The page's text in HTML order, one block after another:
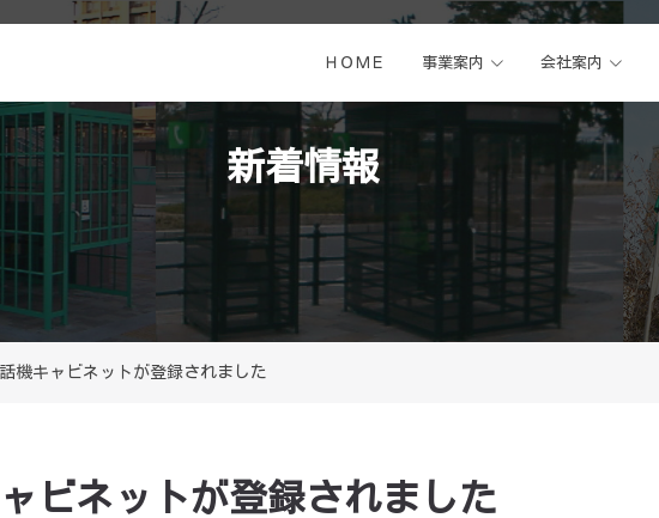
ＨＯＭＥ 事業案内 会社案内
新着情報
機キャビネットが登録されました
ビネットが登録されました